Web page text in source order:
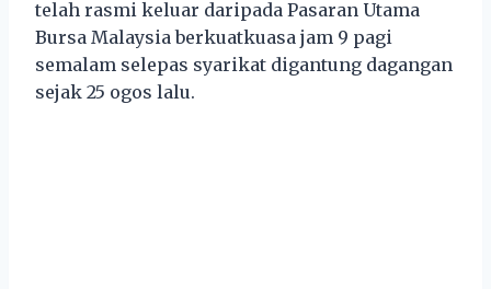
telah rasmi keluar daripada Pasaran Utama
Bursa Malaysia berkuatkuasa jam 9 pagi
semalam selepas syarikat digantung dagangan
sejak 25 ogos lalu.